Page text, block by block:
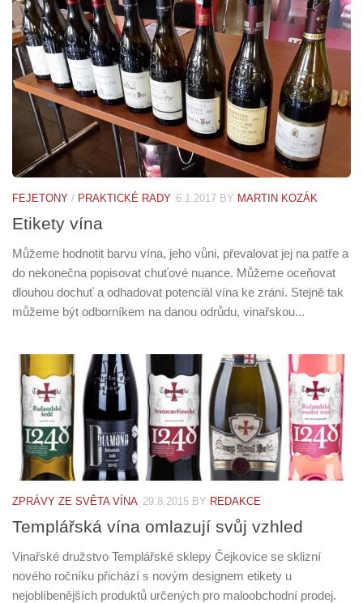
FEJETONY / PRAKTICKÉ RADY 6.1.2017 BY MARTIN KOZÁK
Etikety vína
Můžeme hodnotit barvu vína, jeho vůni, převalovat jej na patře a
do nekonečna popisovat chuťové nuance. Můžeme oceňovat
dlouhou dochuť a odhadovat potenciál vína ke zrání. Stejně tak
můžeme být odborníkem na danou odrůdu, vinařskou...
ZPRÁVY ZE SVĚTA VÍNA 29.8.2015 BY REDAKCE
Templářská vína omlazují svůj vzhled
Vinařské družstvo Templářské sklepy Čejkovice se sklizní
nového ročníku přichází s novým designem etikety u
nejoblíbenějších produktů určených pro maloobchodní prodej.